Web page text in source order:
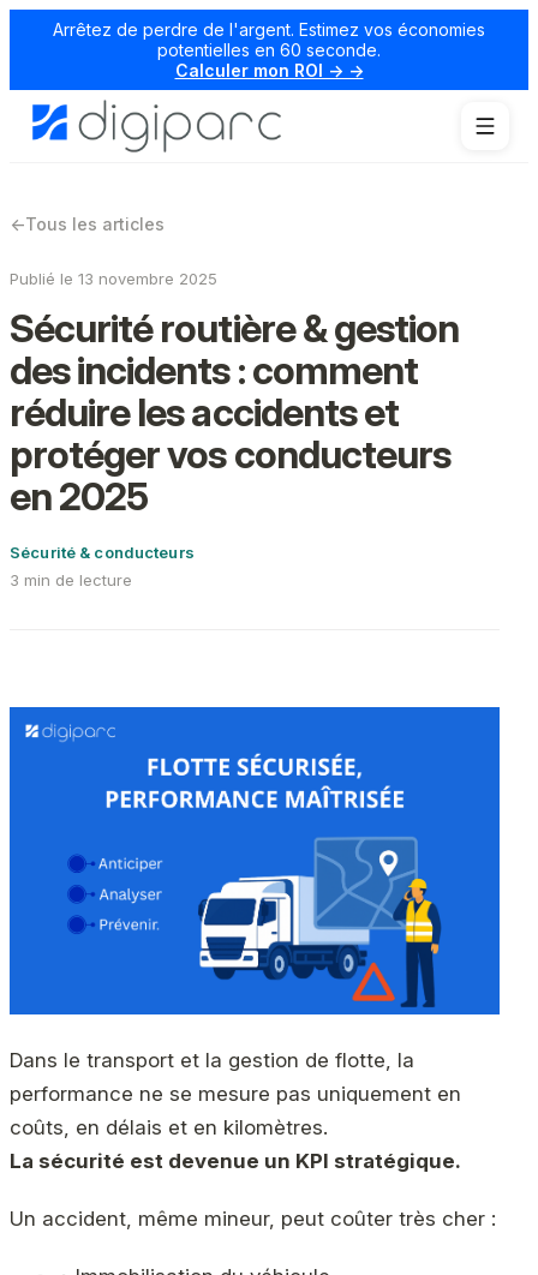
Arrêtez de perdre de l'argent. Estimez vos économies
potentielles en 60 seconde.
Calculer mon ROI → →
←Tous les articles
Publié le 13 novembre 2025
Sécurité routière & gestion
des incidents : comment
réduire les accidents et
protéger vos conducteurs
en 2025
Sécurité & conducteurs
3 min de lecture
Dans le transport et la gestion de flotte, la
performance ne se mesure pas uniquement en
coûts, en délais et en kilomètres.
La sécurité est devenue un KPI stratégique.
Un accident, même mineur, peut coûter très cher :